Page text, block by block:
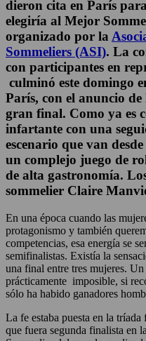
dieron cita en París
elegiría al Mejor
organizado por la
Sommeliers (ASI). La
con participantes en
culminó este domingo
París, con el anuncio
gran final. Como ya es
infartante con una
escenario que van
un complejo juego de
de alta gastronomía.
sommelier Claire
En una época cuando las
protagonismo y también
competencias, esa energía se
semifinalistas. Existía la
una final entre tres mujeres.
prácticamente imposible, si
sólo ha habido ganadores
La fe estaba puesta en la
que fuera segunda finalista en